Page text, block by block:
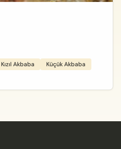
Kızıl Akbaba
Küçük Akbaba